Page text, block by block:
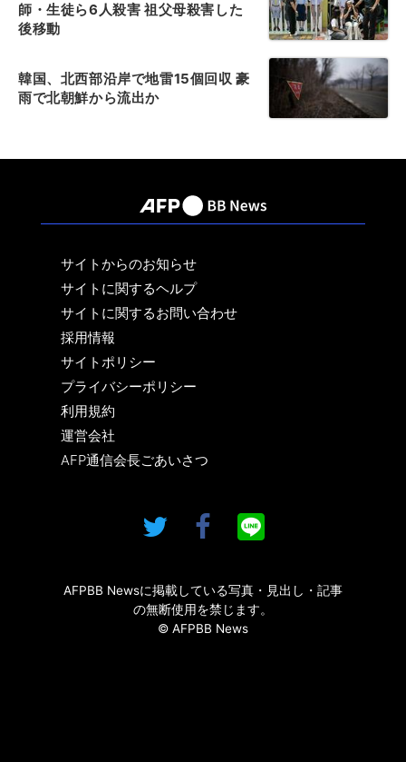
師・生徒ら6人殺害 祖父母殺害した
後移動
韓国、北西部沿岸で地雷15個回収 豪
雨で北朝鮮から流出か
サイトからのお知らせ
サイトに関するヘルプ
サイトに関するお問い合わせ
採用情報
サイトポリシー
プライバシーポリシー
利用規約
運営会社
AFP通信会長ごあいさつ
AFPBB Newsに掲載している写真・見出し・記事
の無断使用を禁じます。
© AFPBB News